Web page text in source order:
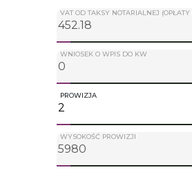
VAT OD TAKSY NOTARIALNEJ (OPŁATY
WNIOSEK O WPIS DO KW
PROWIZJA
WYSOKOŚĆ PROWIZJI